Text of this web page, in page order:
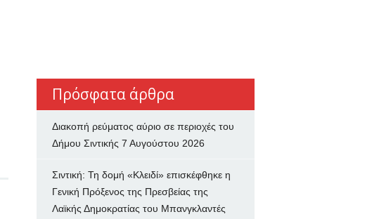
Πρόσφατα άρθρα
Διακοπή ρεύματος αύριο σε περιοχές του
Δήμου Σιντικής 7 Αυγούστου 2026
Σιντική: Τη δομή «Κλειδί» επισκέφθηκε η
Γενική Πρόξενος της Πρεσβείας της
Λαϊκής Δημοκρατίας του Μπανγκλαντές